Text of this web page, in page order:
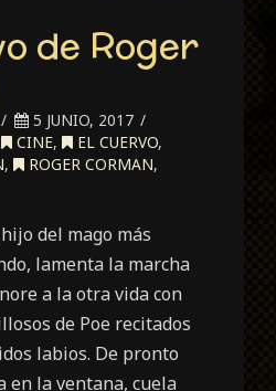
de Roger
5 JUNIO, 2017
CINE, EL CUERVO,
, ROGER CORMAN,
del mago más
lamenta la marcha
a la otra vida con
de Poe recitados
labios. De pronto
en la ventana, cuela